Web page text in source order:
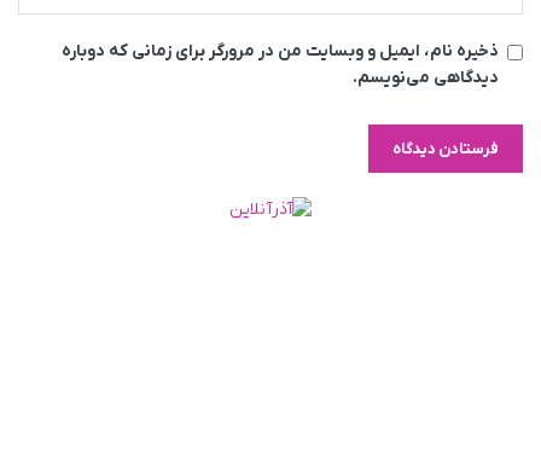
ذخیره نام، ایمیل و وبسایت من در مرورگر برای زمانی که دوباره
دیدگاهی می‌نویسم.